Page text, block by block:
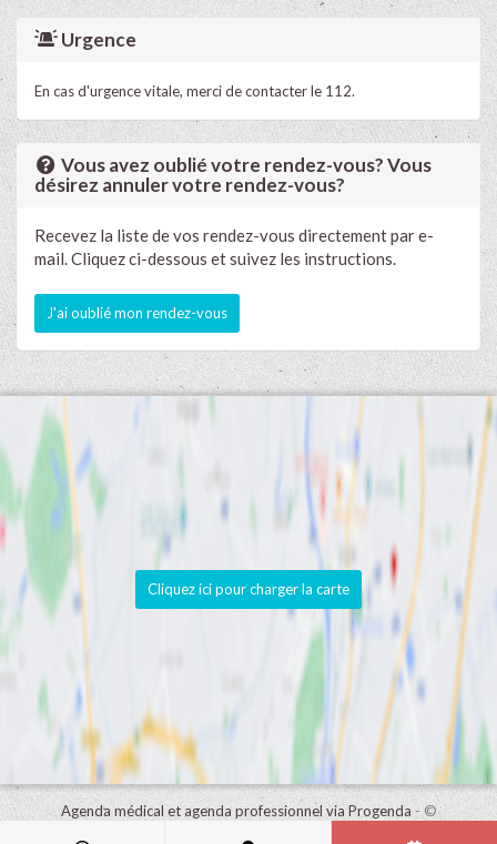
Urgence
En cas d'urgence vitale, merci de contacter le 112.
Vous avez oublié votre rendez-vous? Vous
désirez annuler votre rendez-vous?
Recevez la liste de vos rendez-vous directement par e-
mail. Cliquez ci-dessous et suivez les instructions.
J'ai oublié mon rendez-vous
Cliquez ici pour charger la carte
Agenda médical et agenda professionnel via Progenda - ©